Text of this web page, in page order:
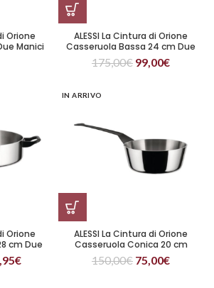
Orione
Manici
ALESSI La Cintura di Orione
Casseruola Bassa 24 cm Due
Manici
175,00€ 99,00€
Orione
cm Due
€
IN ARRIVO
ALESSI La Cintura di Orione
Casseruola Conica 20 cm
150,00€ 75,00€